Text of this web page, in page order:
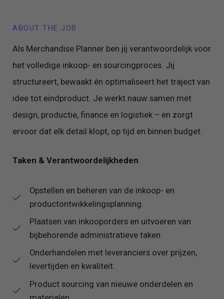
ABOUT THE JOB
Als Merchandise Planner ben jij verantwoordelijk voor
het volledige inkoop- en sourcingproces. Jij
structureert, bewaakt én optimaliseert het traject van
idee tot eindproduct. Je werkt nauw samen met
design, productie, finance en logistiek – en zorgt
ervoor dat elk detail klopt, op tijd en binnen budget.
Taken & Verantwoordelijkheden
Opstellen en beheren van de inkoop- en
productontwikkelingsplanning.
Plaatsen van inkooporders en uitvoeren van
bijbehorende administratieve taken.
Onderhandelen met leveranciers over prijzen,
levertijden en kwaliteit.
Product sourcing van nieuwe onderdelen en